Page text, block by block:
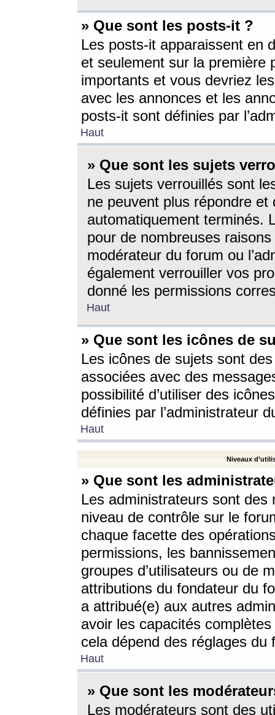
» Que sont les posts-it ?
Les posts-it apparaissent en
et seulement sur la première
importants et vous devriez
avec les annonces et les
posts-it sont définies par
Haut
» Que sont les sujets
Les sujets verrouillés sont
ne peuvent plus répondre
automatiquement terminés.
pour de nombreuses
modérateur du forum ou
également verrouiller vos
donné les permissions
Haut
» Que sont les icônes de
Les icônes de sujets sont
associées avec des
possibilité d’utiliser des
définies par l’administrateur
Haut
Niveaux
» Que sont les
Les administrateurs sont
niveau de contrôle sur le
chaque facette des
permissions, les
groupes d’utilisateurs ou de
attributions du fondateur du
a attribué(e) aux autres
avoir les capacités
cela dépend des réglages du
Haut
» Que sont les
Les modérateurs sont des